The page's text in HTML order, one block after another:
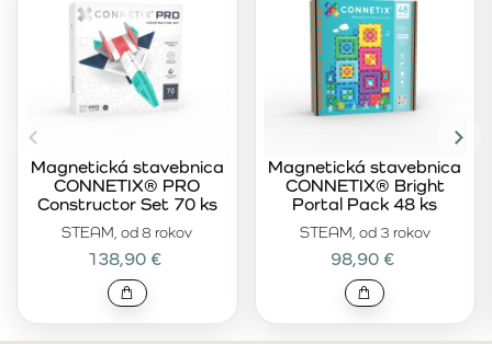
STEAM, od 8 rokov
Magnetická stavebnica
CONNETIX® PRO
Constructor Set 70 ks
138,90 €
STEAM, od 3 rokov
Magnetická stavebnica
CONNETIX® Bright
Portal Pack 48 ks
98,90 €